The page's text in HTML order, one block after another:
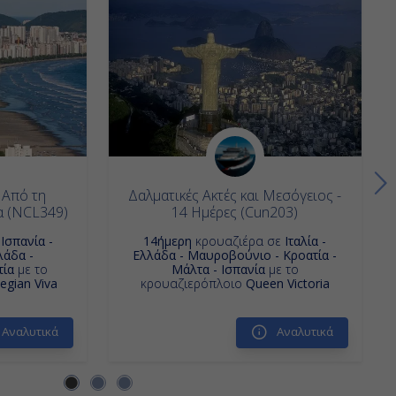
τη
(NCL349)
Ισπανία -
-
με το
Viva
Δαλματικές Ακτές και Μεσόγειος -
14 Ημέρες (Cun203)
14ήμερη κρουαζιέρα σε Ιταλία -
Ελλάδα - Μαυροβούνιο - Κροατία -
Μάλτα - Ισπανίαμε το
κρουαζιερόπλοιο Queen Victoria
Αναλυτικά